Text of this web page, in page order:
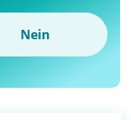
Nein